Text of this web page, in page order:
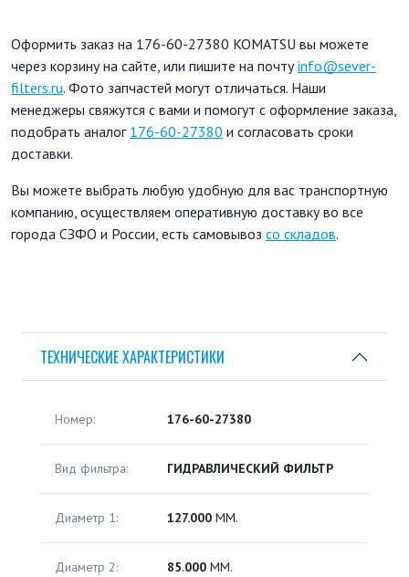
Оформить заказ на 176-60-27380 KOMATSU вы можете
через корзину на сайте, или пишите на почтуinfo@sever-
filters.ru. Фото запчастей могут отличаться. Наши
менеджеры свяжутся с вами и помогут с оформление заказа,
подобрать аналог 176-60-27380 и согласовать сроки
доставки.
Вы можете выбрать любую удобную для вас транспортную
компанию, осуществляем оперативную доставку во все
города СЗФО и России, есть самовывоз со складов.
ТЕХНИЧЕСКИЕ ХАРАКТЕРИСТИКИ
Номер: 176-60-27380
Вид фильтра: ГИДРАВЛИЧЕСКИЙ ФИЛЬТР
Диаметр 1: 127.000 ММ.
Диаметр 2: 85.000 ММ.